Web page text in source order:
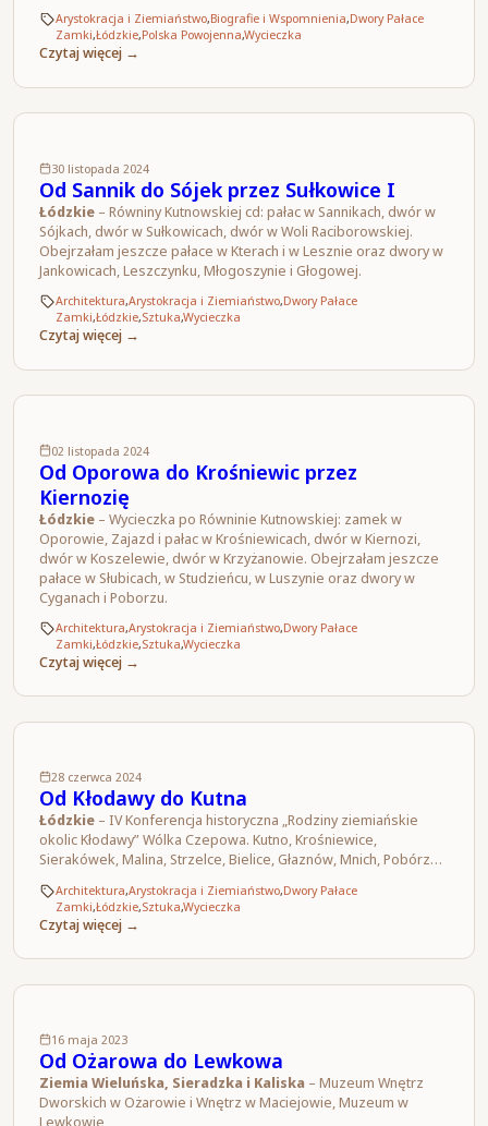
Arystokracja i Ziemiaństwo,Biografie i Wspomnienia,Dwory Pałace
Zamki,Łódzkie,Polska Powojenna,Wycieczka
Czytaj więcej →
30 listopada 2024
Od Sannik do Sójek przez Sułkowice I
Łódzkie– Równiny Kutnowskiej cd: pałac w Sannikach, dwór w
Sójkach, dwór w Sułkowicach, dwór w Woli Raciborowskiej.
Obejrzałam jeszcze pałace w Kterach i w Lesznie oraz dwory w
Jankowicach, Leszczynku, Młogoszynie i Głogowej.
Architektura,Arystokracja i Ziemiaństwo,Dwory Pałace
Zamki,Łódzkie,Sztuka,Wycieczka
Czytaj więcej →
02 listopada 2024
Od Oporowa do Krośniewic przez
Kiernozię
Łódzkie– Wycieczka po Równinie Kutnowskiej: zamek w
Oporowie, Zajazd i pałac w Krośniewicach, dwór w Kiernozi,
dwór w Koszelewie, dwór w Krzyżanowie. Obejrzałam jeszcze
pałace w Słubicach, w Studzieńcu, w Luszynie oraz dwory w
Cyganach i Poborzu.
Architektura,Arystokracja i Ziemiaństwo,Dwory Pałace
Zamki,Łódzkie,Sztuka,Wycieczka
Czytaj więcej →
28 czerwca 2024
Od Kłodawy do Kutna
Łódzkie– IV Konferencja historyczna „Rodziny ziemiańskie
okolic Kłodawy” Wólka Czepowa. Kutno, Krośniewice,
Sierakówek, Malina, Strzelce, Bielice, Głaznów, Mnich, Pobórz…
Architektura,Arystokracja i Ziemiaństwo,Dwory Pałace
Zamki,Łódzkie,Sztuka,Wycieczka
Czytaj więcej →
16 maja 2023
Od Ożarowa do Lewkowa
Ziemia Wieluńska, Sieradzka i Kaliska – Muzeum Wnętrz
Dworskich w Ożarowie i Wnętrz w Maciejowie, Muzeum w
Lewkowie